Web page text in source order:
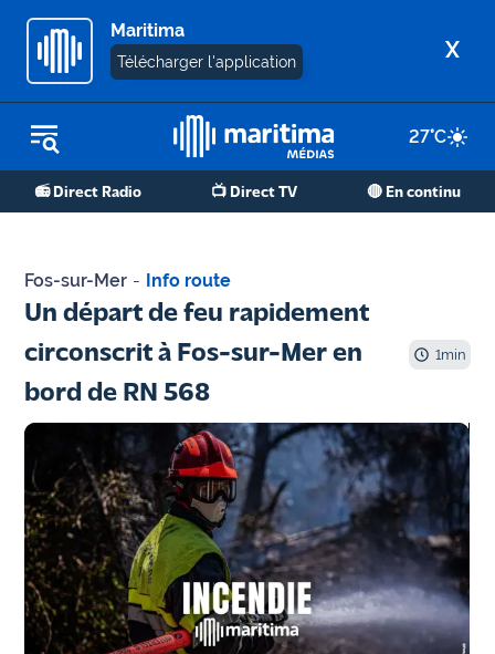
Maritima
Télécharger l'application X
27°C
📻 Direct Radio 📺 Direct TV 🔴 En continu
REPLAY RADIO
REPLAY TV
Martigues
de Berre
Marseille
OM
Agenda
Faits
divers
Fos-sur-Mer - Info route
Un départ de feu rapidement
circonscrit à Fos-sur-Mer en
bord de RN 568
1min